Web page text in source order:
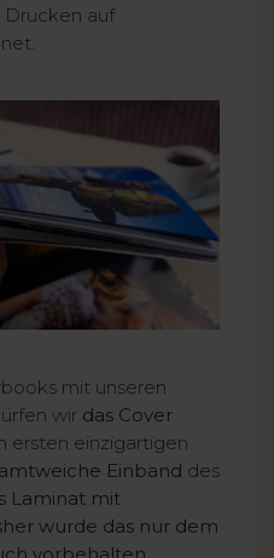
Drucken auf
mit unseren
wir das Cover
ersten einzigartigen
Einband des
Laminat mit
wurde das nur dem